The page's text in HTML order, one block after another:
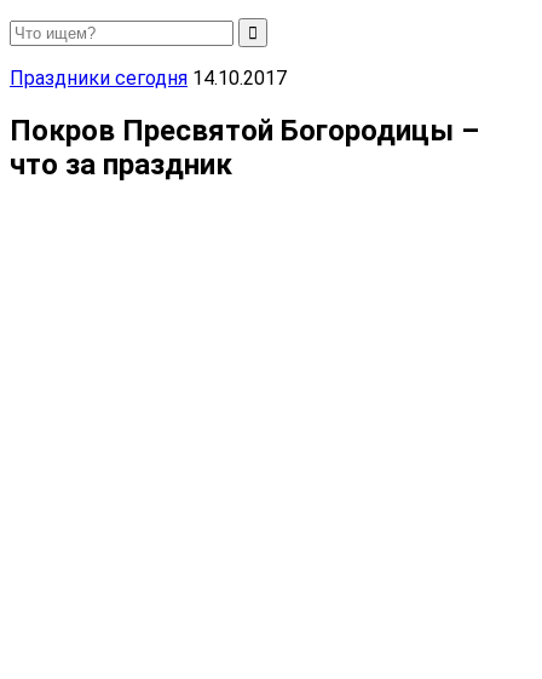
Праздники сегодня 14.10.2017
Покров Пресвятой Богородицы –
что за праздник